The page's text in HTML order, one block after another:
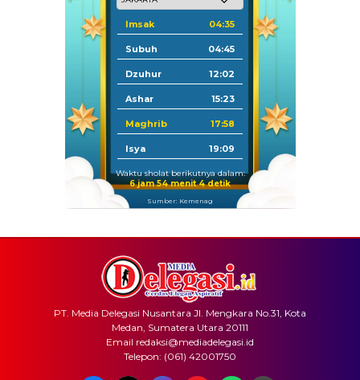
Imsak 04:35
Subuh 04:45
Dzuhur 12:02
Ashar 15:23
Maghrib 17:58
Isya 19:09
Waktu sholat berikutnya dalam:
6 jam 54 menit 4 detik
Sumber: Kemenag
PT. Media Delegasi Nusantara Jl. Mengkara No.31, Kota
Medan, Sumatera Utara 20111
Email redaksi@mediadelegasi.id
Telepon: (061) 42001750